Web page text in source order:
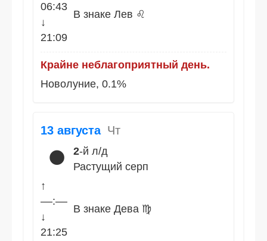
06:43
↓
21:09
В знаке Лев ♌
Крайне неблагоприятный день.
Новолуние, 0.1%
13 августа Чт
🌑 2-й л/д
Растущий серп
↑
––:––
↓
21:25
В знаке Дева ♍